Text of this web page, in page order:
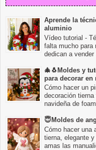
Aprende la
aluminio
Vídeo tutorial -
falta mucho para
dedican a vender
🎄🐧Moldes y
para decorar en
Cómo hacer un
decoración
navideña de
😇Moldes de
Cómo hacer una
tierna, elegante
amas las